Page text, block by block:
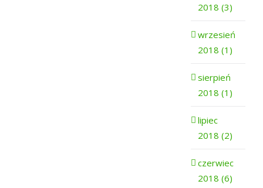
2018 (3)
wrzesień
2018 (1)
sierpień
2018 (1)
lipiec
2018 (2)
czerwiec
2018 (6)